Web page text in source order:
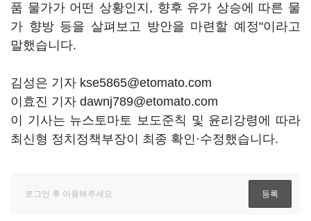
품 물가가 어떤 상황인지, 향후 유가 상승에 따른 물
가 향방 등을 살펴보고 방안을 마련할 예정"이라고
말했습니다.
김성은 기자 kse5865@etomato.com
이효진 기자 dawnj789@etomato.com
이 기사는 뉴스토마토 보도준칙 및 윤리강령에 따라
최신형 정치정책부장이 최종 확인·수정했습니다.